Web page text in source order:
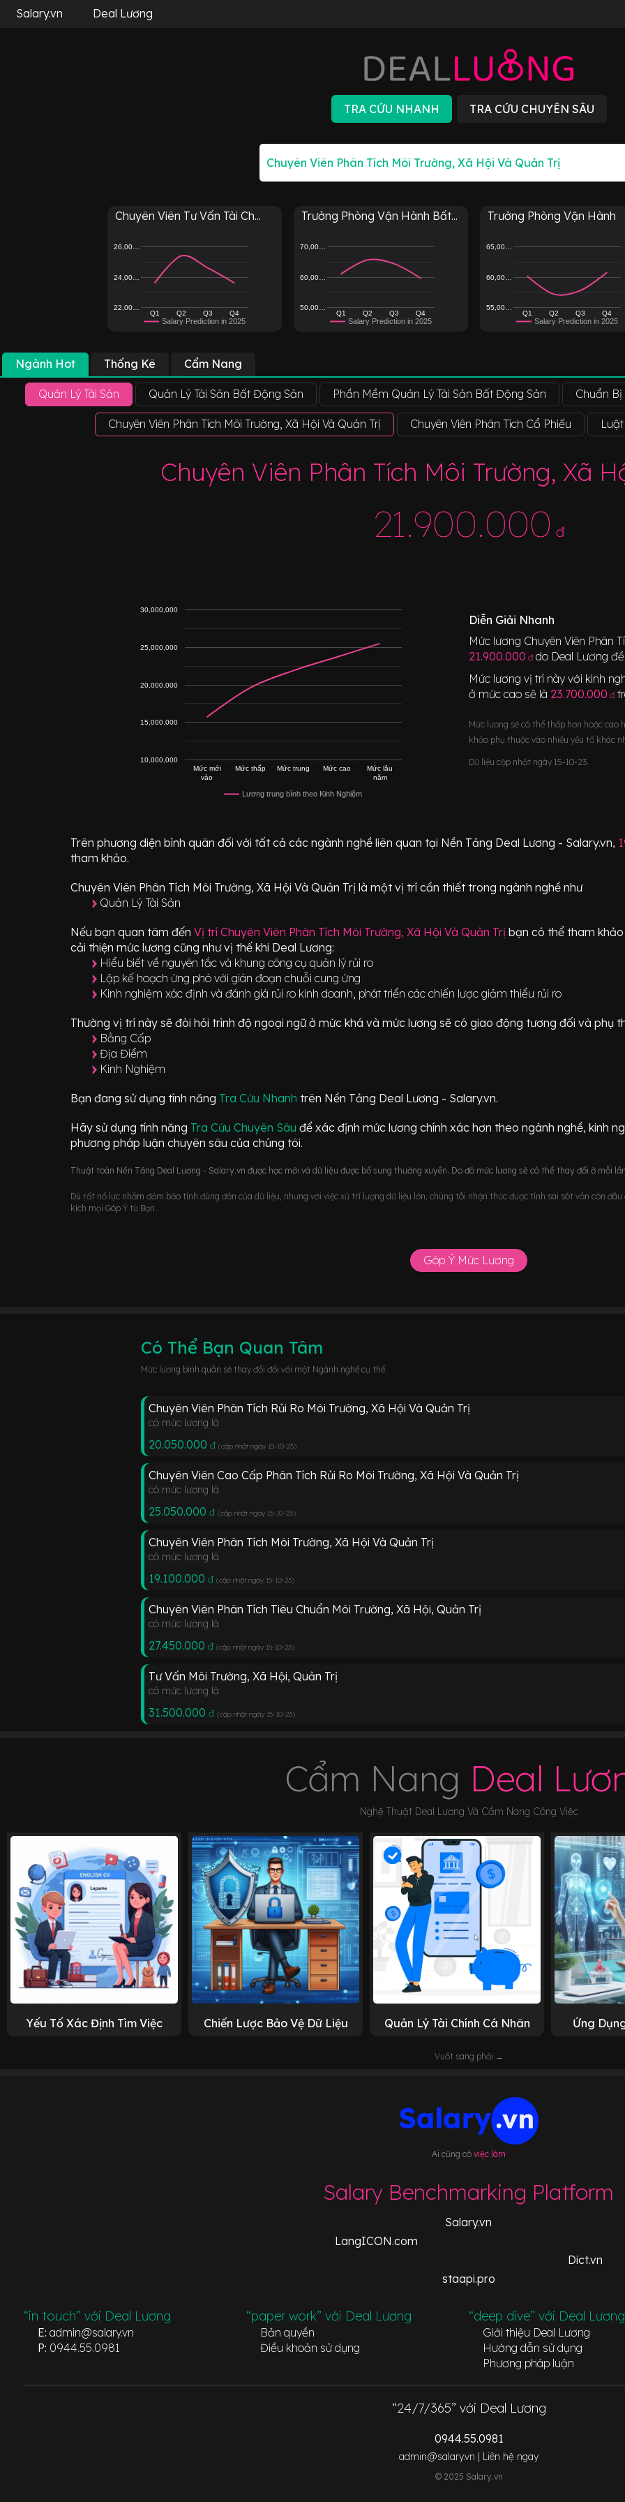
Salary.vn Deal Lương
Chuyên Viên Tư Vấn Tài Ch...
Salary Prediction in 2025
Q1 Q2 Q3 Q4
22,00…
24,00…
26,00…
Trưởng Phòng Vận Hành Bất...
Salary Prediction in 2025
Q1 Q2 Q3 Q4
50,00…
60,00…
70,00…
Trưởng Phòng Vận Hành
Salary Prediction in 2025
Q1 Q2 Q3 Q4
55,00…
60,00…
65,00…
Ngành Hot Thống Kê Cẩm Nang
Quản Lý Tài Sản Quản Lý Tài Sản Bất Động Sản Phần Mềm Quản Lý Tài Sản Bất Động Sản Chuẩn Bị
Chuyên Viên Phân Tích Môi Trường, Xã Hội Và Quản Trị Chuyên Viên Phân Tích Cổ Phiếu
Chuyên Viên Phân Tích Môi Trường, Xã
21.900.000 đ
Lương trung bình theo Kinh Nghiệm
Mức mới
vào
Mức thấp Mức trung Mức cao
Mức lâu
năm
10,000,000
15,000,000
20,000,000
25,000,000
30,000,000
Diễn Giải Nhanh
Mức lương Chuyên Viên Phân
21.900.000 đdo Deal Lương
Mức lương vị trí này với kinh
ở mức cao sẽ là 23.700.000 đ
Mức lương sẽ có thể thấp hơn hoặc
khảo phụ thuộc vào nhiều yếu tố khác
Dữ liệu cập nhật ngày 15-10-23.
Trên phương diện bình quân đối với tất cả các ngành nghề liên quan tại Nền Tảng Deal Lương - Salary.vn,
tham khảo.
Chuyên Viên Phân Tích Môi Trường, Xã Hội Và Quản Trị là một vị trí cần thiết trong ngành nghề như
Quản Lý Tài Sản
Nếu bạn quan tâm đến Vị trí Chuyên Viên Phân Tích Môi Trường, Xã Hội Và Quản Trị bạn có thể tham
cải thiện mức lương cũng như vị thế khi Deal Lương:
Hiểu biết về nguyên tắc và khung công cụ quản lý rủi ro
Lập kế hoạch ứng phó với gián đoạn chuỗi cung ứng
Kinh nghiệm xác định và đánh giá rủi ro kinh doanh, phát triển các chiến lược giảm thiểu rủi ro
Thường vị trí này sẽ đòi hỏi trình độ ngoại ngữ ở mức khá và mức lương sẽ có giao động tương đối và phụ
Bằng Cấp
Địa Điểm
Kinh Nghiệm
Bạn đang sử dụng tính năng Tra Cứu Nhanh trên Nền Tảng Deal Lương - Salary.vn.
Hãy sử dụng tính năng Tra Cứu Chuyên Sâu để xác định mức lương chính xác hơn theo ngành nghề, kinh
phương pháp luận chuyên sâu của chúng tôi.
Thuật toán Nền Tảng Deal Lương - Salary.vn được học mới và dữ liệu được bổ sung thường xuyên. Do đó mức lương sẽ có thể thay đổi ở mỗi
Dù rất nổ lực nhằm đảm bảo tính đúng đắn của dữ liệu, nhưng với việc xử trí lượng dữ liệu lớn, chúng tôi nhận thức được tính sai sót vẫn còn
kích mọi Góp Ý từ Bạn.
Góp Ý Mức Lương
Có Thể Bạn Quan Tâm
Mức lương bình quân sẽ thay đổi đối với một Ngành nghề cụ thể.
Chuyên Viên Phân Tích Rủi Ro Môi Trường, Xã Hội Và Quản Trị
có mức lương là
20.050.000 đ (cập nhật ngày 15-10-23)
Chuyên Viên Cao Cấp Phân Tích Rủi Ro Môi Trường, Xã Hội Và Quản Trị
có mức lương là
25.050.000 đ (cập nhật ngày 15-10-23)
Chuyên Viên Phân Tích Môi Trường, Xã Hội Và Quản Trị
có mức lương là
19.100.000 đ (cập nhật ngày 15-10-23)
Chuyên Viên Phân Tích Tiêu Chuẩn Môi Trường, Xã Hội, Quản Trị
có mức lương là
27.450.000 đ (cập nhật ngày 15-10-23)
Tư Vấn Môi Trường, Xã Hội, Quản Trị
có mức lương là
31.500.000 đ (cập nhật ngày 15-10-23)
Cẩm Nang Deal
Nghệ Thuật Deal Lương Và Cẩm Nang Công Việc
Yếu Tố Xác Định Tìm Việc Chiến Lược Bảo Vệ Dữ Liệu Quản Lý Tài Chính Cá Nhân Ứng
Vuốt sang phải →
Ai cũng cóviệc làm
Salary Benchmarking Platform
Salary.vn
LangICON.com
Dict.vn
staapi.pro
“in touch” với Deal Lương
E: admin@salary.vn
P: 0944.55.0981
“paper work” với Deal Lương
Bản quyền
Điều khoản sử dụng
“deep dive” với Deal Lương
Giới thiệu Deal Lương
Hướng dẫn sử dụng
Phương pháp luận
“24/7/365” với Deal Lương
0944.55.0981
admin@salary.vn | Liên hệ ngay
© 2025 Salary.vn